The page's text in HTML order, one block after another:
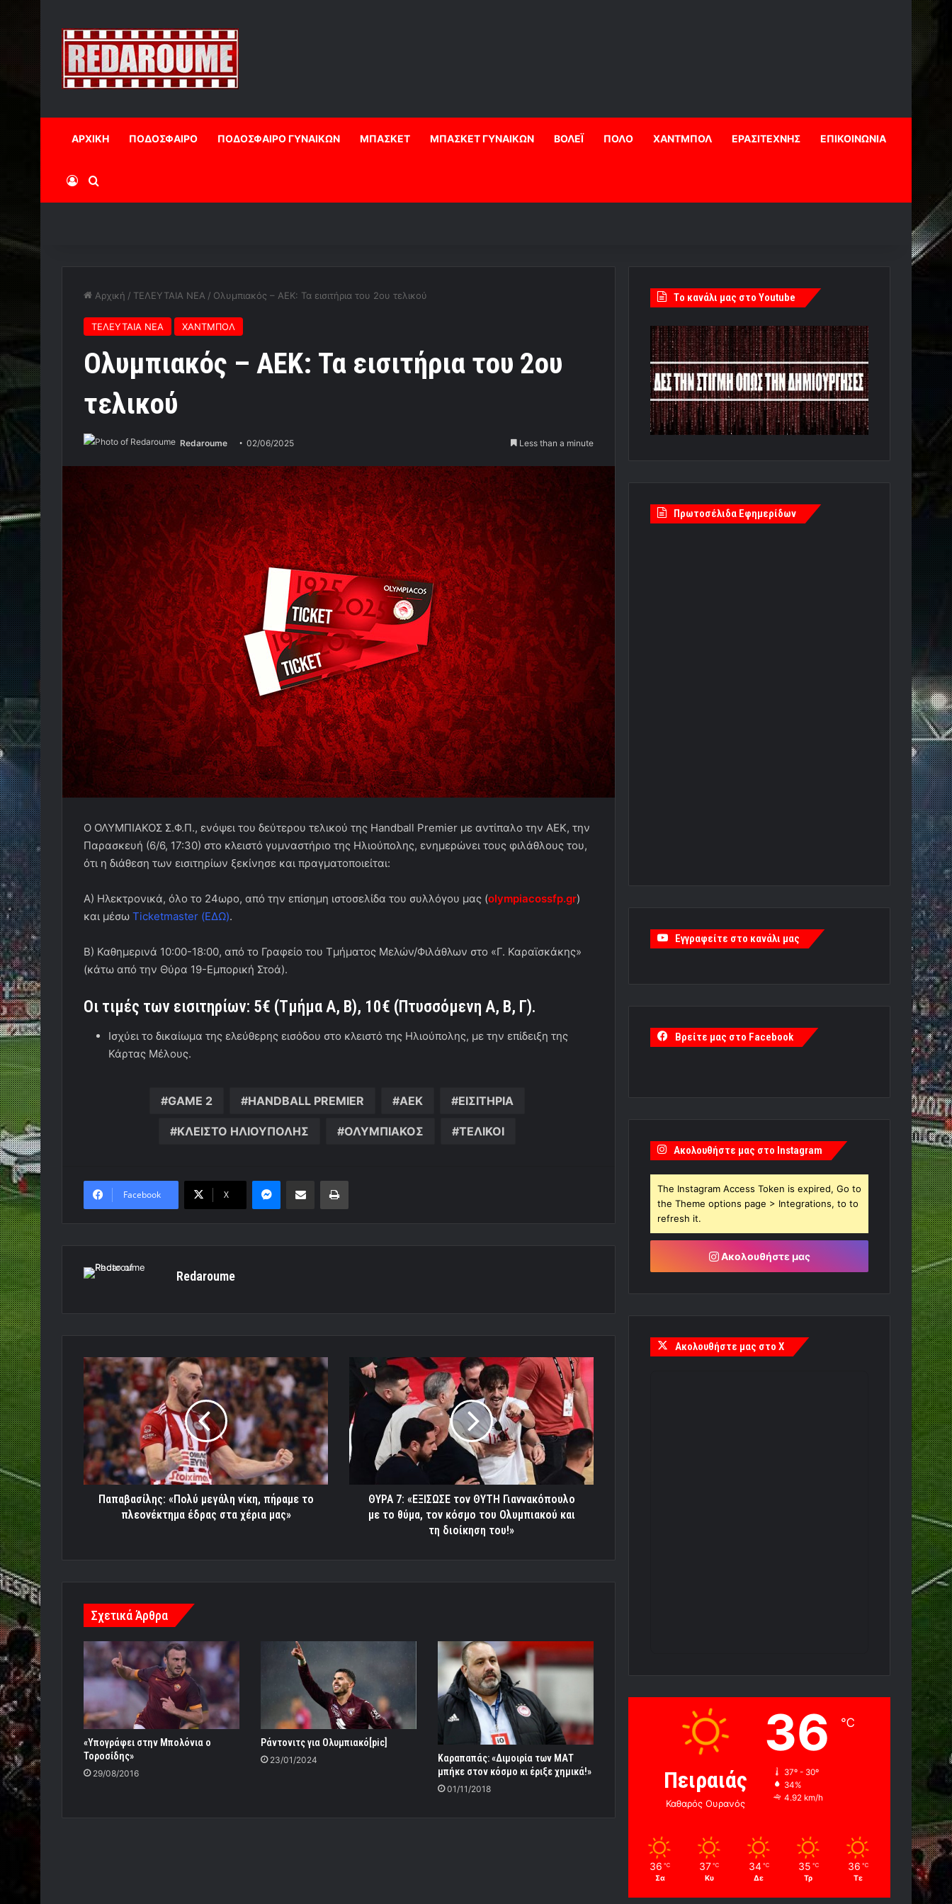
ΑΡΧΙΚΗ ΠΟΔΟΣΦΑΙΡΟ ΠΟΔΟΣΦΑΙΡΟ ΓΥΝΑΙΚΩΝ ΜΠΑΣΚΕΤ ΜΠΑΣΚΕΤ ΓΥΝΑΙΚΩΝ ΒΟΛΕΪ ΠΟΛΟ ΧΑΝΤΜΠΟΛ ΕΡΑΣΙΤΕΧΝΗΣ ΕΠΙΚΟΙΝΩΝΙΑ
Log InΑναζήτηση
Αρχική / ΤΕΛΕΥΤΑΙΑ ΝΕΑ / Ολυμπιακός – ΑΕΚ: Τα εισιτήρια του 2ου τελικού
ΤΕΛΕΥΤΑΙΑ ΝΕΑ ΧΑΝΤΜΠΟΛ
Ολυμπιακός – ΑΕΚ: Τα εισιτήρια του 2ου
τελικού
Redaroume 02/06/2025 Less than a minute
Ο ΟΛΥΜΠΙΑΚΟΣ Σ.Φ.Π., ενόψει του δεύτερου τελικού της Handball Premier με αντίπαλο την ΑΕΚ, την
Παρασκευή (6/6, 17:30) στο κλειστό γυμναστήριο της Ηλιούπολης, ενημερώνει τους φιλάθλους του,
ότι η διάθεση των εισιτηρίων ξεκίνησε και πραγματοποιείται:
Α) Ηλεκτρονικά, όλο το 24ωρο, από την επίσημη ιστοσελίδα του συλλόγου μας (olympiacossfp.gr)
και μέσω Ticketmaster (ΕΔΩ).
Β) Καθημερινά 10:00-18:00, από το Γραφείο του Τμήματος Μελών/Φιλάθλων στο «Γ. Καραϊσκάκης»
(κάτω από την Θύρα 19-Εμπορική Στοά).
Οι τιμές των εισιτηρίων: 5€ (ΤμήμαA, Β), 10€ (Πτυσσόμενη Α, Β, Γ).
Ισχύει το δικαίωμα της ελεύθερης εισόδου στο κλειστό της Ηλιούπολης, με την επίδειξη της
Κάρτας Μέλους.
GAME 2 HANDBALL PREMIER ΑΕΚ ΕΙΣΙΤΗΡΙΑ
ΚΛΕΙΣΤΟ ΗΛΙΟΥΠΟΛΗΣ ΟΛΥΜΠΙΑΚΟΣ ΤΕΛΙΚΟΙ
Facebook X
MessengerΚοινοποίηση μέσω ηλεκτρονικού ταχυδρομείουΕκτύπωση
Redaroume
Παπαβασίλης:
«Πολύ
μεγάλη
νίκη,
πήραμε
το
πλεονέκτημα
έδρας
στα
χέριαΠαπαβασίλης: «Πολύ μεγάλη νίκη, πήραμε το
πλεονέκτημα έδρας στα χέρια μας»
ΘΥΡΑ
«ΕΞΙΣΩΣΕ
ΘΥΤΗ
Γιαννακόπουλο
με
το
θύμα,
κόσμο
ΘΥΡΑ 7: «ΕΞΙΣΩΣΕ τον ΘΥΤΗ Γιαννακόπουλο
με το θύμα, τον κόσμο του Ολυμπιακού και
τη διοίκηση του!»
Σχετικά Άρθρα
«Υπογράφει στην Μπολόνια ο
Τοροσίδης»
29/08/2016
Ράντονιτς για Ολυμπιακό[pic]
23/01/2024
Καραπαπάς: «Διμοιρία των ΜΑΤ
μπήκε στον κόσμο κι έριξε χημικά!»
01/11/2018
Tο κανάλι μας στο Youtube
Πρωτοσέλιδα Εφημερίδων
Εγγραφείτε στο κανάλι μας
Βρείτε μας στο Facebook
Ακολουθήστε μας στο Instagram
The Instagram Access Token is expired, Go to
the Theme options page > Integrations, to to
refresh it.
Ακολουθήστε μας
Ακολουθήστε μας στο X
Πειραιάς
Καθαρός Ουρανός
36 ℃
37º - 30º
34%
4.92 km/h
36 ℃
Σα
37 ℃
Κυ
34 ℃
Δε
35 ℃
Τρ
36 ℃
Τε